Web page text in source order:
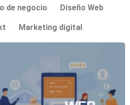
de negocio Diseño Web
Marketing digital